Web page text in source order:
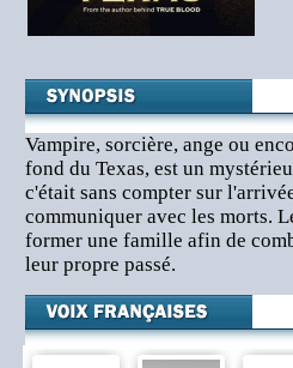
Vampire, sorcière, ange ou
fond du Texas, est un
c'était sans compter sur
communiquer avec les morts.
former une famille afin de
leur propre passé.